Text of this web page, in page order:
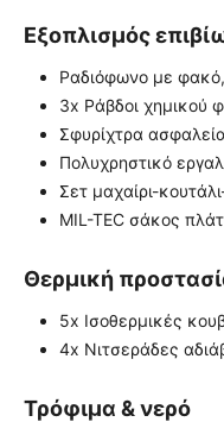
Εξοπλισμός
Ραδιόφωνο με
3x Ράβδοι χημικού
Σφυρίχτρα
Πολυχρηστικό
Σετ μαχαίρι-
MIL-TEC σάκος
Θερμική
5x Ισοθερμικές
4x Νιτσεράδες
Τρόφιμα & νερό